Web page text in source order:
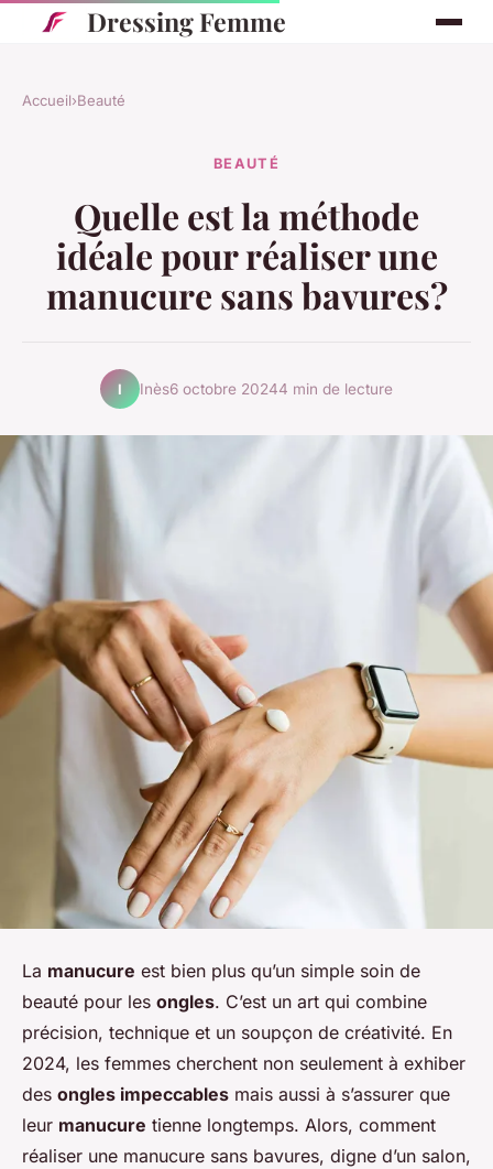
Dressing Femme
Accueil›Beauté
BEAUTÉ
Quelle est la méthode
idéale pour réaliser une
manucure sans bavures?
I Inès6 octobre 20244 min de lecture
La manucure est bien plus qu’un simple soin de
beauté pour les ongles. C’est un art qui combine
précision, technique et un soupçon de créativité. En
2024, les femmes cherchent non seulement à exhiber
des ongles impeccables mais aussi à s’assurer que
leur manucure tienne longtemps. Alors, comment
réaliser une manucure sans bavures, digne d’un salon,